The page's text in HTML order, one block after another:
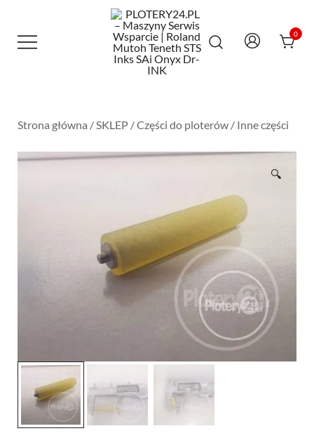
treści
STS INKS SAI ONYX DR-INK
0
Strona główna /SKLEP /Części do ploterów / Inne części
🔍